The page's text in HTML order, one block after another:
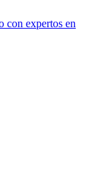
con expertos en